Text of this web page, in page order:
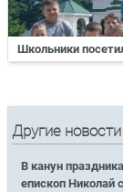
Школьники
Другие
В канун
епископ Николай